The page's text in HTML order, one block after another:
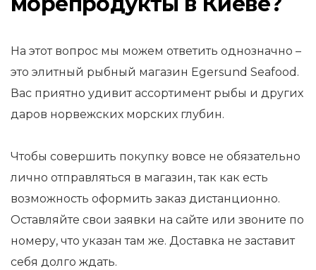
На этот вопрос мы можем ответить однозначно –
это элитный рыбный магазин Egersund Seafood.
Вас приятно удивит ассортимент рыбы и других
даров норвежских морских глубин.
Чтобы совершить покупку вовсе не обязательно
лично отправляться в магазин, так как есть
возможность оформить заказ дистанционно.
Оставляйте свои заявки на сайте или звоните по
номеру, что указан там же. Доставка не заставит
себя долго ждать.